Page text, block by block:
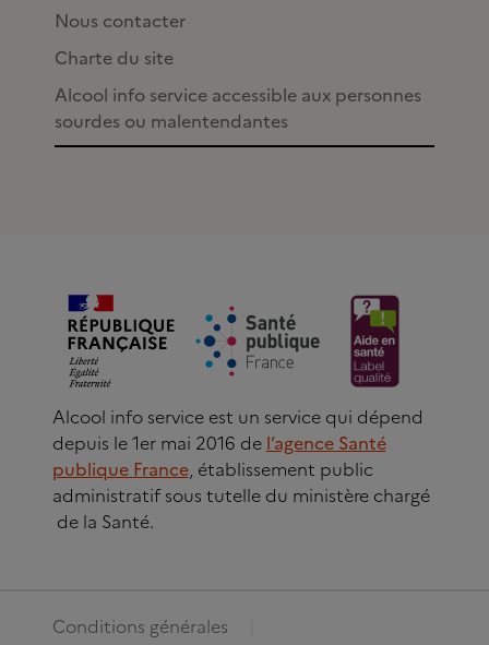
Nous contacter
Charte du site
Alcool info service accessible aux personnes
sourdes ou malentendantes
Alcool info service est un service qui dépend
depuis le 1er mai 2016 de l’agence Santé
publique France, établissement public
administratif sous tutelle du ministère chargé
de la Santé.
Conditions générales